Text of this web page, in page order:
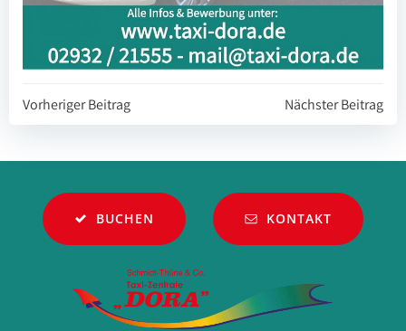
Beitragsnavigation
Vorheriger Beitrag Nächster Beitrag
BUCHEN KONTAKT